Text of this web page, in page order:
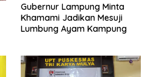
Gubernur Lampung Minta
Khamami Jadikan Mesuji
Lumbung Ayam Kampung